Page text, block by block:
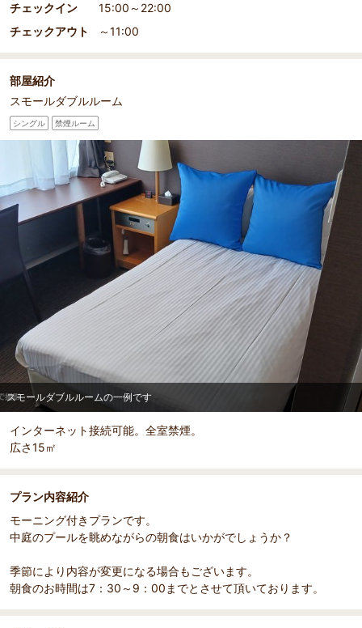
チェックイン
15:00～22:00
チェックアウト
～11:00
部屋紹介
スモールダブルルーム
シングル 禁煙ルーム
スモールダブルルームの一例です
インターネット接続可能。全室禁煙。
広さ15㎡
プラン内容紹介
モーニング付きプランです。
中庭のプールを眺めながらの朝食はいかがでしょうか？
季節により内容が変更になる場合もございます。
朝食のお時間は7：30～9：00までとさせて頂いております。
部屋詳細
スモールダブルルームの一例です